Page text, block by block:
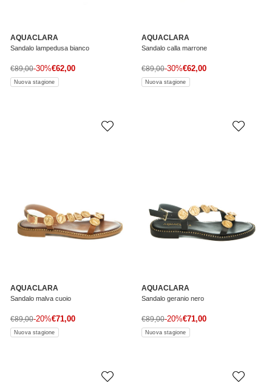
AQUACLARA
Sandalo lampedusa bianco
Prezzo di vendita
€62,00
Prezzo normale
€89,00-30%
Nuova stagione
AQUACLARA
Sandalo calla marrone
Prezzo di vendita
€62,00
Prezzo normale
€89,00-30%
Nuova stagione
AQUACLARA
Sandalo malva cuoio
Prezzo di vendita
€71,00
Prezzo normale
€89,00-20%
Nuova stagione
AQUACLARA
Sandalo geranio nero
Prezzo di vendita
€71,00
Prezzo normale
€89,00-20%
Nuova stagione